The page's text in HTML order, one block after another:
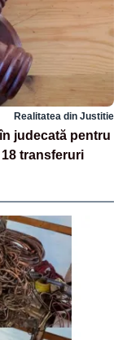
Realitatea din Justitie
judecată pentru
transferuri